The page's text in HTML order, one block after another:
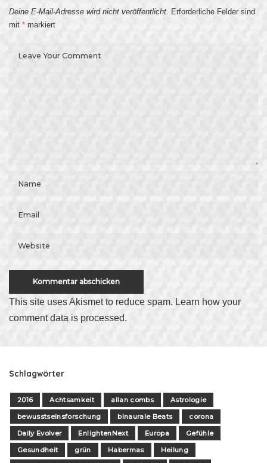
Deine E-Mail-Adresse wird nicht veröffentlicht. Erforderliche Felder sind
mit * markiert
This site uses Akismet to reduce spam. Learn how your
comment data is processed.
Schlagwörter
2016 Achtsamkeit allan combs
Astrologie
bewusstseinsforschung
binaurale Beats
corona
Daily Evolver
EnlightenNext Europa
Gefühle
Gesundheit
grün Habermas
Heilung